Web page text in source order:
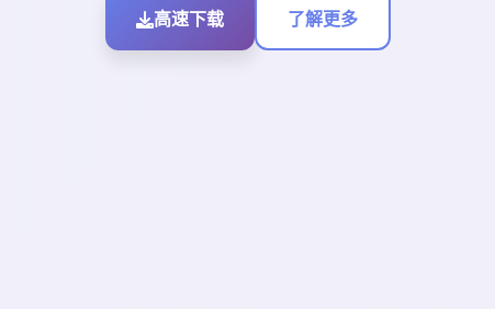
高速下载 了解更多